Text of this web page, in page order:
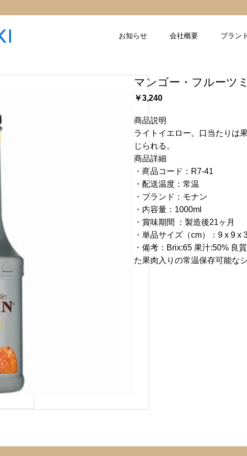
お知らせ 会社概要 ブラン
マンゴー・フルーツ
￥3,240
商品説明
ライトイエロー。口当たりは
じられる。
商品詳細
・商品コード：R7-41
・配送温度：常温
・ブランド：モナン
・内容量：1000ml
・賞味期間 ：製造後21ヶ月
・単品サイズ（cm）：9 x 9 x
・備考：Brix:65 果汁:50% 良
た果肉入りの常温保存可能な